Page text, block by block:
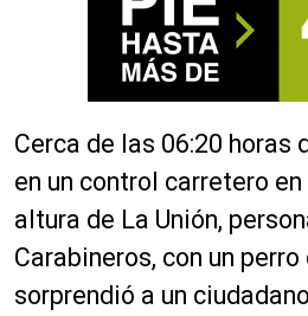
Cerca de las 06:20 horas
en un control carretero en
altura de La Unión,
Carabineros, con un
sorprendió a un